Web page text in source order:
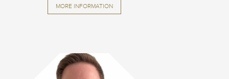
MORE INFORMATION